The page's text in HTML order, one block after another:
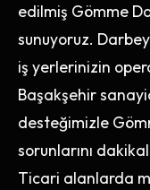
edilmiş Gömme
sunuyoruz.
iş yerlerinizin
Başakşehir
desteğimizle
sorunlarını
Ticari alanlarda